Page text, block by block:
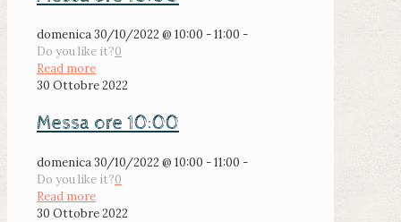
domenica 30/10/2022 @ 10:00 - 11:00 -
Do you like it?0
Read more
30 Ottobre 2022
Messa ore 10:00
domenica 30/10/2022 @ 10:00 - 11:00 -
Do you like it?0
Read more
30 Ottobre 2022